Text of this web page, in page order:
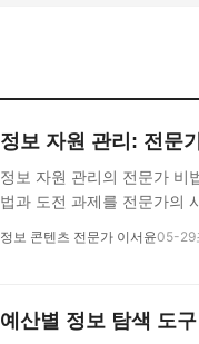
정보 자원 관리: 전문
정보 자원 관리의 전문가 비
법과 도전 과제를 전문가의
정보 콘텐츠 전문가 이서윤05-29
예산별 정보 탐색 도